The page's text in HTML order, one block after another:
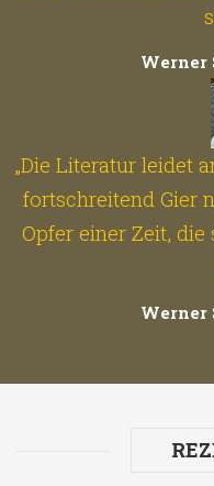
Werner
„Die Literatur leidet
fortschreitend Gier
Opfer einer Zeit,
Werner